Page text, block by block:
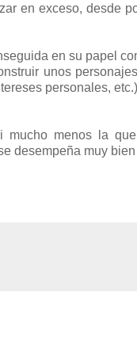
en exceso, desde
en su papel
unos
personales,
menos la
desempeña muy